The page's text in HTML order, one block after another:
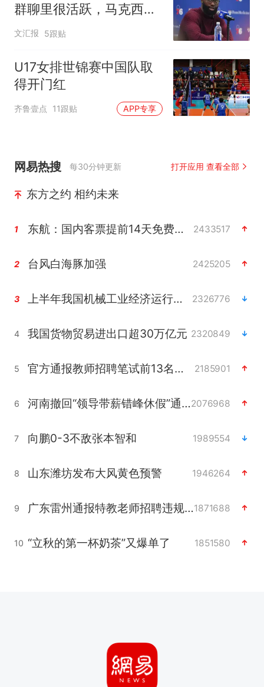
群聊里很活跃，马克西最
早联系我
文汇报 5跟贴
U17女排世锦赛中国队取
得开门红
齐鲁壹点 11跟贴 APP专享
网易热搜 每30分钟更新 打开应用 查看全部
东方之约 相约未来
1 东航：国内客票提前14天免费退改 2433517
2 台风白海豚加强 2425205
3 上半年我国机械工业经济运行稳中有进 2326776
4 我国货物贸易进出口超30万亿元 2320849
5 官方通报教师招聘笔试前13名被淘汰 2185901
6 河南撤回“领导带薪错峰休假”通知2076968
7 向鹏0-3不敌张本智和 1989554
8 山东潍坊发布大风黄色预警 1946264
9 广东雷州通报特教老师招聘违规事件1871688
10 “立秋的第一杯奶茶”又爆单了 1851580